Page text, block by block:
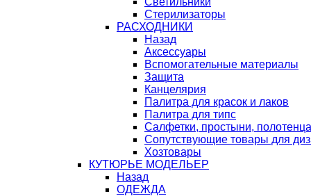
Стерилизаторы
РАСХОДНИКИ
Назад
Аксессуары
Вспомогательные материалы
Защита
Канцелярия
Палитра для красок и лаков
Палитра для типс
Салфетки, простыни, полотенца
Сопутствующие товары для
Хозтовары
КУТЮРЬЕ МОДЕЛЬЕР
Назад
ОДЕЖДА